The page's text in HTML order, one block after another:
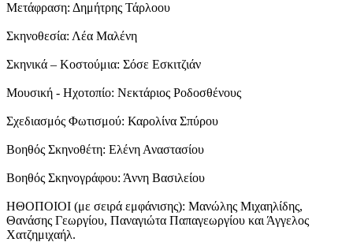
Μετάφραση: Δημήτρης Τάρλοου
Σκηνοθεσία: Λέα Μαλένη
Σκηνικά – Κοστούμια: Σόσε Εσκιτζιάν
Μουσική - Ηχοτοπίο: Νεκτάριος Ροδοσθένους
Σχεδιασμός Φωτισμού: Καρολίνα Σπύρου
Βοηθός Σκηνοθέτη: Ελένη Αναστασίου
Βοηθός Σκηνογράφου: Άννη Βασιλείου
ΗΘΟΠΟΙΟΙ (με σειρά εμφάνισης): Μανώλης Μιχαηλίδης,
Θανάσης Γεωργίου, Παναγιώτα Παπαγεωργίου και Άγγελος
Χατζημιχαήλ.